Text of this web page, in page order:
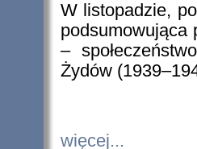
W listopadzie,
podsumowująca
–
Żydów
więcej...